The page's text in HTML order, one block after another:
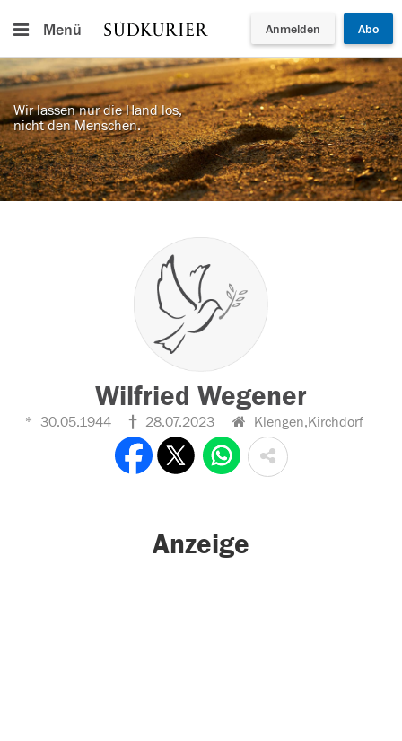
Menü Anmelden Abo
Wir lassen nur die Hand los,
nicht den Menschen.
Wilfried Wegener
30.05.1944 28.07.2023 Klengen,Kirchdorf
Anzeige